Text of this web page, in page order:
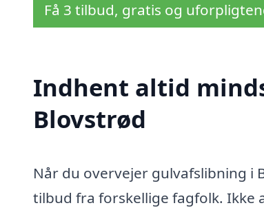
Få 3 tilbud, gratis og
Indhent altid
Blovstrød
Når du overvejer gulvafslibning i
tilbud fra forskellige fagfolk. Ikke